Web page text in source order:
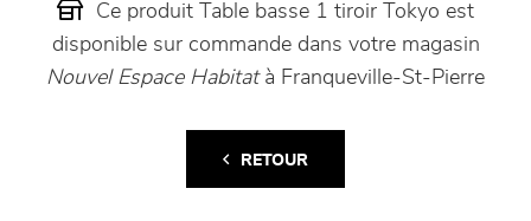
Ce produit Table basse 1 tiroir Tokyo est
disponible sur commande dans votre magasin
Nouvel Espace Habitatà Franqueville-St-Pierre
RETOUR